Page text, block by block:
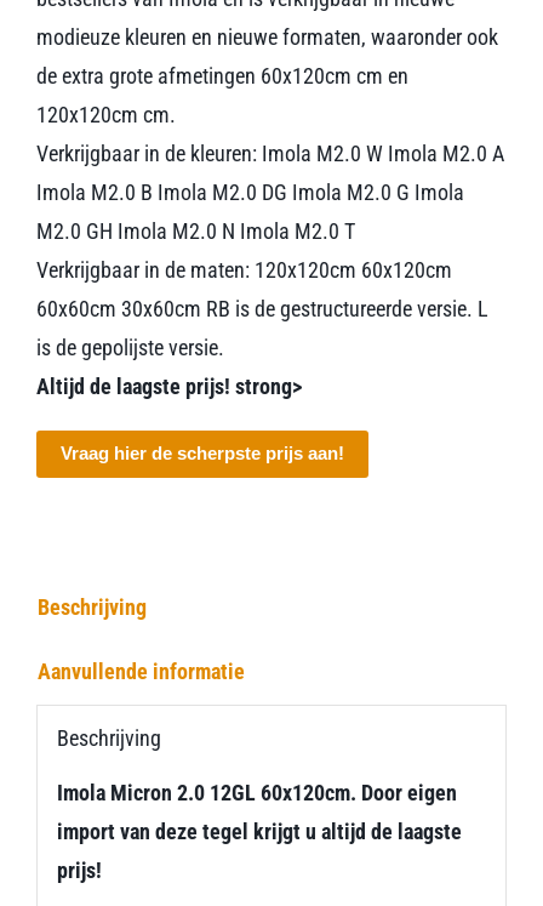
modieuze kleuren en nieuwe formaten, waaronder ook
de extra grote afmetingen 60x120cm cm en
120x120cm cm.
Verkrijgbaar in de kleuren: Imola M2.0 W Imola M2.0 A
Imola M2.0 B Imola M2.0 DG Imola M2.0 G Imola
M2.0 GH Imola M2.0 N Imola M2.0 T
Verkrijgbaar in de maten: 120x120cm 60x120cm
60x60cm 30x60cm RB is de gestructureerde versie. L
is de gepolijste versie.
Altijd de laagste prijs! strong>
Vraag hier de scherpste prijs aan!
Beschrijving
Aanvullende informatie
Beschrijving
Imola Micron 2.0 12GL 60x120cm. Door eigen
import van deze tegel krijgt u altijd de laagste
prijs!